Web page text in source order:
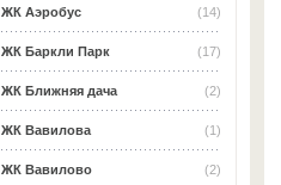
(14)
ЖК Аэробус
(17)
ЖК Баркли Парк
(2)
ЖК Ближняя дача
(1)
ЖК Вавилова
(2)
ЖК Вавилово